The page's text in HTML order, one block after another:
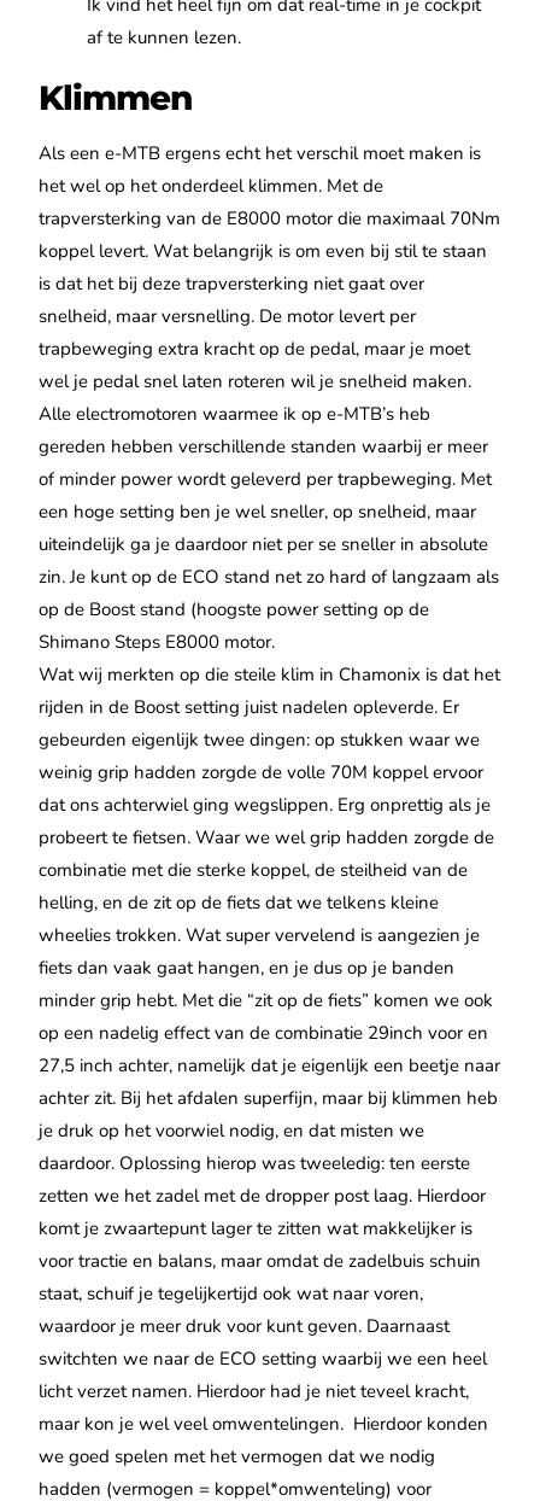
Ik vind het heel fijn om dat real-time in je cockpit
af te kunnen lezen.
Klimmen
Als een e-MTB ergens echt het verschil moet maken is
het wel op het onderdeel klimmen. Met de
trapversterking van de E8000 motor die maximaal 70Nm
koppel levert. Wat belangrijk is om even bij stil te staan
is dat het bij deze trapversterking niet gaat over
snelheid, maar versnelling. De motor levert per
trapbeweging extra kracht op de pedal, maar je moet
wel je pedal snel laten roteren wil je snelheid maken.
Alle electromotoren waarmee ik op e-MTB’s heb
gereden hebben verschillende standen waarbij er meer
of minder power wordt geleverd per trapbeweging. Met
een hoge setting ben je wel sneller, op snelheid, maar
uiteindelijk ga je daardoor niet per se sneller in absolute
zin. Je kunt op de ECO stand net zo hard of langzaam als
op de Boost stand (hoogste power setting op de
Shimano Steps E8000 motor.
Wat wij merkten op die steile klim in Chamonix is dat het
rijden in de Boost setting juist nadelen opleverde. Er
gebeurden eigenlijk twee dingen: op stukken waar we
weinig grip hadden zorgde de volle 70M koppel ervoor
dat ons achterwiel ging wegslippen. Erg onprettig als je
probeert te fietsen. Waar we wel grip hadden zorgde de
combinatie met die sterke koppel, de steilheid van de
helling, en de zit op de fiets dat we telkens kleine
wheelies trokken. Wat super vervelend is aangezien je
fiets dan vaak gaat hangen, en je dus op je banden
minder grip hebt. Met die “zit op de fiets” komen we ook
op een nadelig effect van de combinatie 29inch voor en
27,5 inch achter, namelijk dat je eigenlijk een beetje naar
achter zit. Bij het afdalen superfijn, maar bij klimmen heb
je druk op het voorwiel nodig, en dat misten we
daardoor. Oplossing hierop was tweeledig: ten eerste
zetten we het zadel met de dropper post laag. Hierdoor
komt je zwaartepunt lager te zitten wat makkelijker is
voor tractie en balans, maar omdat de zadelbuis schuin
staat, schuif je tegelijkertijd ook wat naar voren,
waardoor je meer druk voor kunt geven. Daarnaast
switchten we naar de ECO setting waarbij we een heel
licht verzet namen. Hierdoor had je niet teveel kracht,
maar kon je wel veel omwentelingen. Hierdoor konden
we goed spelen met het vermogen dat we nodig
hadden (vermogen = koppel*omwenteling) voor